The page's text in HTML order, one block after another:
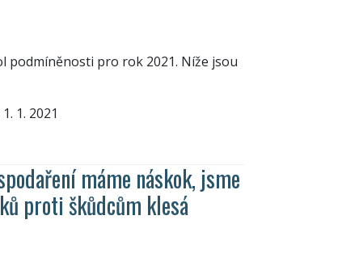
podmíněnosti pro rok 2021. Níže jsou
1. 2021
máme náskok, jsme
proti škůdcům klesá